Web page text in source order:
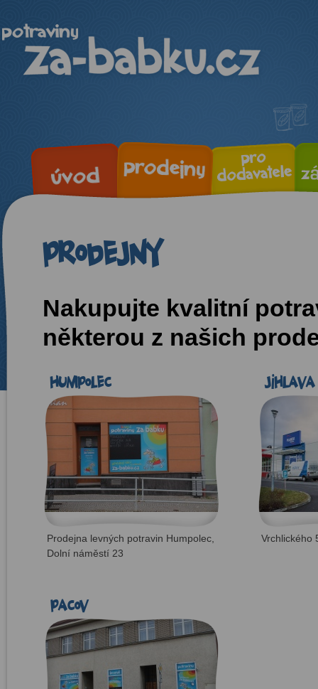
Prodejny
Nakupujte kvalitní
některou z našich
Humpolec
Prodejna levných potravin Humpolec,
Dolní náměstí 23
Jihlava
Vrchlického
Pacov